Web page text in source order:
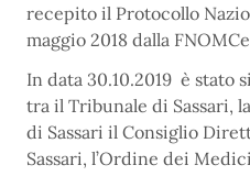
recepito il Protocollo
maggio 2018 dalla
In data 30.10.2019 è stato
tra il Tribunale di Sassari,
di Sassari il Consiglio
Sassari, l’Ordine dei